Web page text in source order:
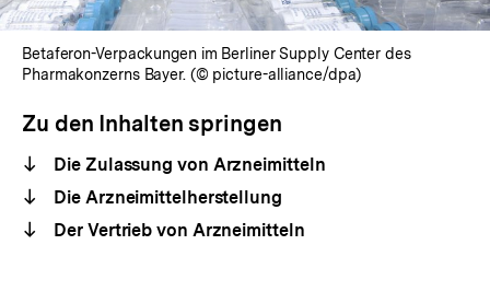
Betaferon-Verpackungen im Berliner Supply Center des
Pharmakonzerns Bayer. (© picture-alliance/dpa)
Zu den Inhalten springen
Die Zulassung von Arzneimitteln
Die Arzneimittelherstellung
Der Vertrieb von Arzneimitteln